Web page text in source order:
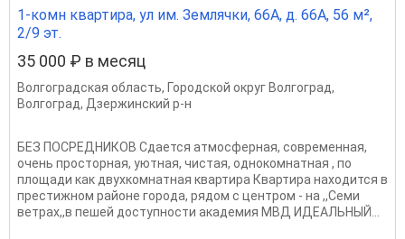
1-комн квартира, ул им. Землячки, 66А, д. 66А, 56 м²,
2/9 эт.
35 000 ₽ в месяц
Волгоградская область, Городской округ Волгоград,
Волгоград, Дзержинский р-н
БЕЗ ПОСРЕДНИКОВ Сдается атмосферная, современная,
очень просторная, уютная, чистая, однокомнатная , по
площади как двухкомнатная квартира Квартира находится в
престижном районе города, рядом с центром - на ,,Семи
ветрах,,в пешей доступности академия МВД ИДEАЛЬНЫЙ...